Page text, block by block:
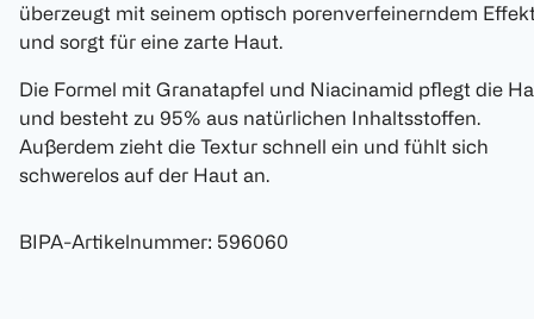
überzeugt mit seinem optisch porenverfeinerndem
und sorgt für eine zarte Haut.
Die Formel mit Granatapfel und Niacinamid pflegt die
und besteht zu 95% aus natürlichen Inhaltsstoffen.
Außerdem zieht die Textur schnell ein und fühlt sich
schwerelos auf der Haut an.
BIPA-Artikelnummer: 596060